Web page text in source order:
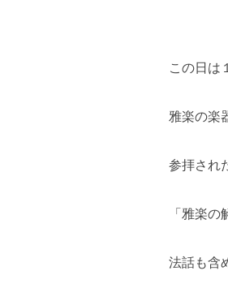
この日は
雅楽の楽
参拝され
「雅楽の
法話も含